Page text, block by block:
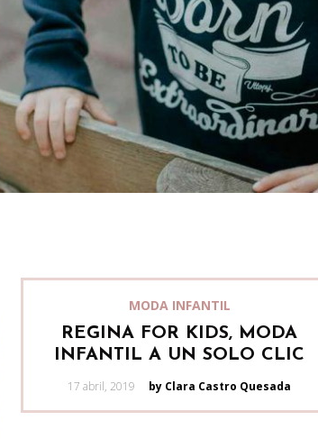
MODA INFANTIL
REGINA FOR KIDS, MODA
INFANTIL A UN SOLO CLIC
Posted
17 abril, 2019 by Clara Castro Quesada